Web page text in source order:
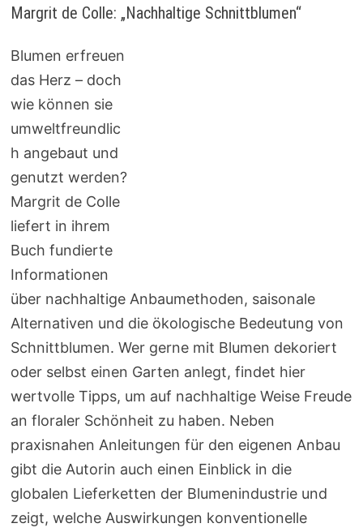
Margrit de Colle: „Nachhaltige Schnittblumen“
Blumen erfreuen
das Herz – doch
wie können sie
umweltfreundlic
h angebaut und
genutzt werden?
Margrit de Colle
liefert in ihrem
Buch fundierte
Informationen
über nachhaltige Anbaumethoden, saisonale
Alternativen und die ökologische Bedeutung von
Schnittblumen. Wer gerne mit Blumen dekoriert
oder selbst einen Garten anlegt, findet hier
wertvolle Tipps, um auf nachhaltige Weise Freude
an floraler Schönheit zu haben. Neben
praxisnahen Anleitungen für den eigenen Anbau
gibt die Autorin auch einen Einblick in die
globalen Lieferketten der Blumenindustrie und
zeigt, welche Auswirkungen konventionelle